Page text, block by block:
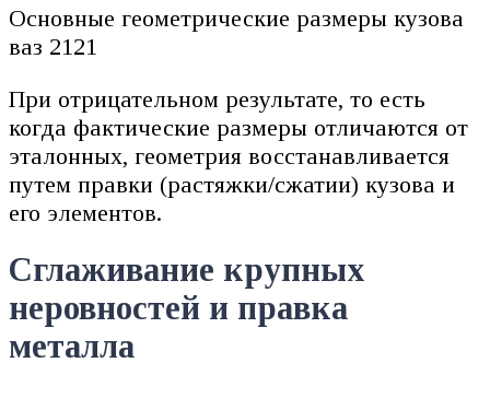
Основные геометрические размеры кузова
ваз 2121
При отрицательном результате, то есть
когда фактические размеры отличаются от
эталонных, геометрия восстанавливается
путем правки (растяжки/сжатии) кузова и
его элементов.
Сглаживание крупных
неровностей и правка
металла